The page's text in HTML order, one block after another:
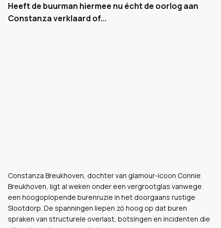
Heeft de buurman hiermee nu écht de oorlog aan
Constanza verklaard of...
Constanza Breukhoven, dochter van glamour-icoon Connie
Breukhoven, ligt al weken onder een vergrootglas vanwege
een hoogoplopende burenruzie in het doorgaans rustige
Slootdorp. De spanningen liepen zó hoog op dat buren
spraken van structurele overlast, botsingen en incidenten die